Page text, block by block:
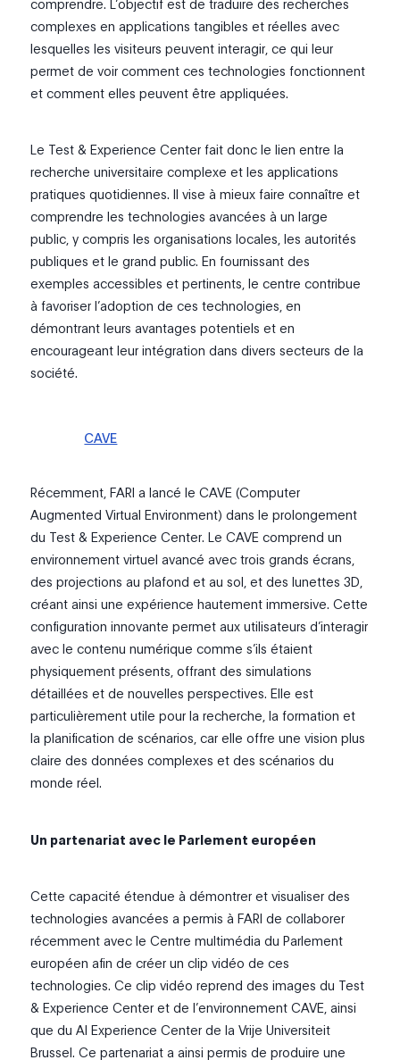
comprendre. L’objectif est de traduire des recherches
complexes en applications tangibles et réelles avec
lesquelles les visiteurs peuvent interagir, ce qui leur
permet de voir comment ces technologies fonctionnent
et comment elles peuvent être appliquées.
Le Test & Experience Center fait donc le lien entre la
recherche universitaire complexe et les applications
pratiques quotidiennes. Il vise à mieux faire connaître et
comprendre les technologies avancées à un large
public, y compris les organisations locales, les autorités
publiques et le grand public. En fournissant des
exemples accessibles et pertinents, le centre contribue
à favoriser l’adoption de ces technologies, en
démontrant leurs avantages potentiels et en
encourageant leur intégration dans divers secteurs de la
société.
CAVE
Récemment, FARI a lancé le CAVE (Computer
Augmented Virtual Environment) dans le prolongement
du Test & Experience Center. Le CAVE comprend un
environnement virtuel avancé avec trois grands écrans,
des projections au plafond et au sol, et des lunettes 3D,
créant ainsi une expérience hautement immersive. Cette
configuration innovante permet aux utilisateurs d’interagir
avec le contenu numérique comme s’ils étaient
physiquement présents, offrant des simulations
détaillées et de nouvelles perspectives. Elle est
particulièrement utile pour la recherche, la formation et
la planification de scénarios, car elle offre une vision plus
claire des données complexes et des scénarios du
monde réel.
Un partenariat avec le Parlement européen
Cette capacité étendue à démontrer et visualiser des
technologies avancées a permis à FARI de collaborer
récemment avec le Centre multimédia du Parlement
européen afin de créer un clip vidéo de ces
technologies. Ce clip vidéo reprend des images du Test
& Experience Center et de l’environnement CAVE, ainsi
quedu Al Experience Center de la Vrije Universiteit
Brussel. Ce partenariat a ainsi permis de produire une